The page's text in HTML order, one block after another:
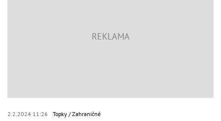
2.2.2024 11:26 Topky Zahraničné